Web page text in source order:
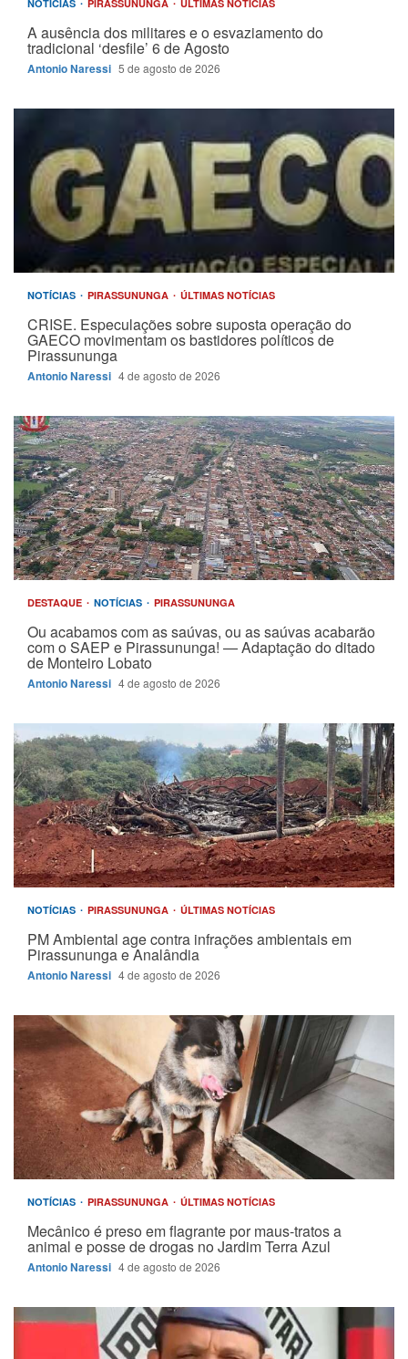
NOTÍCIAS PIRASSUNUNGA ÚLTIMAS NOTÍCIAS
A ausência dos militares e o esvaziamento do
tradicional ‘desfile’ 6 de Agosto
Antonio Naressi 5 de agosto de 2026
NOTÍCIAS PIRASSUNUNGA ÚLTIMAS NOTÍCIAS
CRISE. Especulações sobre suposta operação do
GAECO movimentam os bastidores políticos de
Pirassununga
Antonio Naressi 4 de agosto de 2026
DESTAQUE NOTÍCIAS PIRASSUNUNGA
Ou acabamos com as saúvas, ou as saúvas acabarão
com o SAEP e Pirassununga! — Adaptação do ditado
de Monteiro Lobato
Antonio Naressi 4 de agosto de 2026
NOTÍCIAS PIRASSUNUNGA ÚLTIMAS NOTÍCIAS
PM Ambiental age contra infrações ambientais em
Pirassununga e Analândia
Antonio Naressi 4 de agosto de 2026
NOTÍCIAS PIRASSUNUNGA ÚLTIMAS NOTÍCIAS
Mecânico é preso em flagrante por maus-tratos a
animal e posse de drogas no Jardim Terra Azul
Antonio Naressi 4 de agosto de 2026